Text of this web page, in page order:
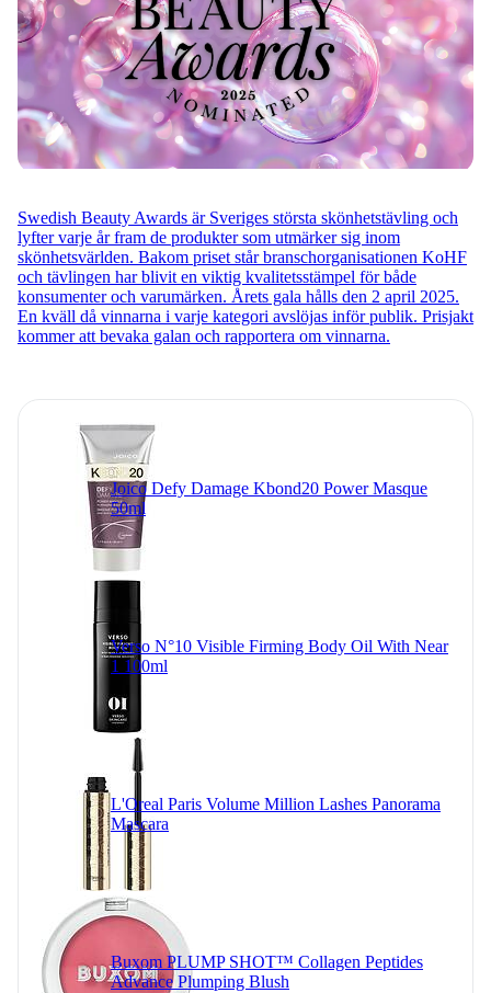
Swedish Beauty Awards är Sveriges största skönhetstävling och
lyfter varje år fram de produkter som utmärker sig inom
skönhetsvärlden. Bakom priset står branschorganisationen KoHF
och tävlingen har blivit en viktig kvalitetsstämpel för både
konsumenter och varumärken. Årets gala hålls den 2 april 2025.
En kväll då vinnarna i varje kategori avslöjas inför publik. Prisjakt
kommer att bevaka galan och rapportera om vinnarna.
Joico Defy Damage Kbond20 Power Masque
50ml
Verso N°10 Visible Firming Body Oil With Near
1 100ml
L'Oreal Paris Volume Million Lashes Panorama
Mascara
Buxom PLUMP SHOT™ Collagen Peptides
Advance Plumping Blush